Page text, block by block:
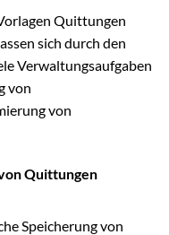
Quittungen
sich durch den
Verwaltungsaufgaben
von
von
Quittungen
Speicherung von